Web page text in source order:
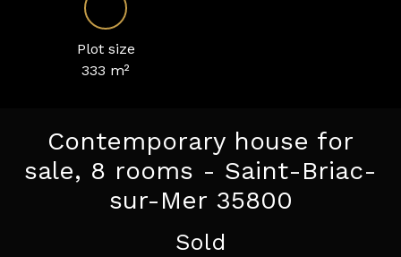
Plot size
333 m²
Contemporary house for
sale, 8 rooms - Saint-Briac-
sur-Mer 35800
Sold